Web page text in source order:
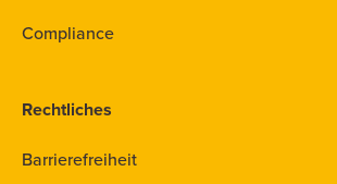
Compliance
Rechtliches
Barrierefreiheit